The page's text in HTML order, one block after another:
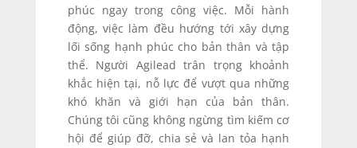
phúc ngay trong công việc. Mỗi hành
động, việc làm đều hướng tới xây dựng
lối sống hạnh phúc cho bản thân và tập
thể. Người Agilead trân trọng khoảnh
khắc hiện tại, nỗ lực để vượt qua những
khó khăn và giới hạn của bản thân.
Chúng tôi cũng không ngừng tìm kiếm cơ
hội để giúp đỡ, chia sẻ và lan tỏa hạnh